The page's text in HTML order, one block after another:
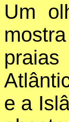
Um
e a